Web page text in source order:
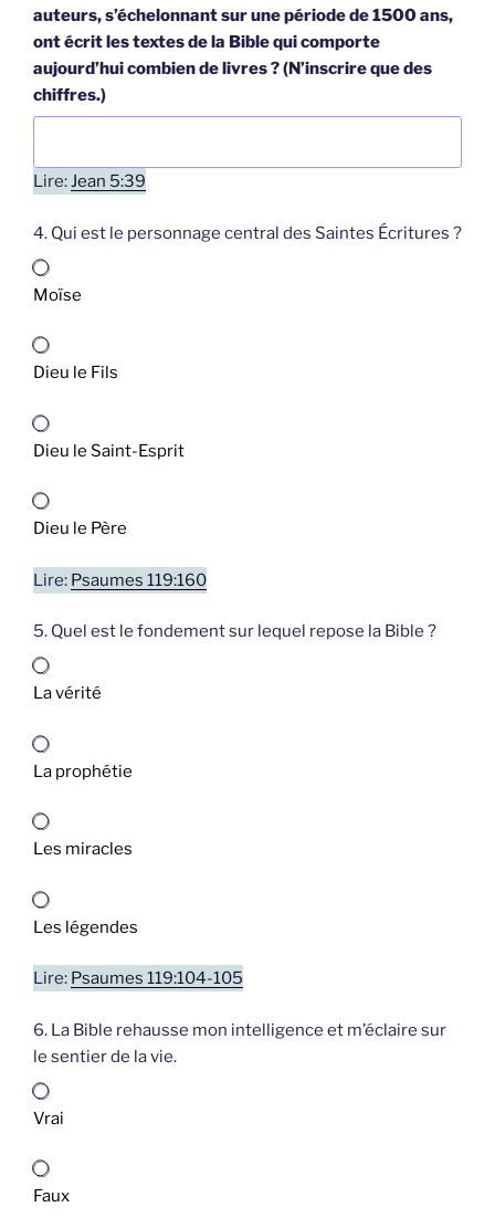
auteurs, s’échelonnant sur une période de 1500 ans,
ont écrit les textes de la Bible qui comporte
aujourd’hui combien de livres ? (N’inscrire que des
chiffres.)
Lire:Jean 5:39
4. Qui est le personnage central des Saintes Écritures ?
Moïse
Dieu le Fils
Dieu le Saint-Esprit
Dieu le Père
Lire: Psaumes 119:160
5. Quel est le fondement sur lequel repose la Bible ?
La vérité
La prophétie
Les miracles
Les légendes
Lire: Psaumes 119:104-105
6. La Bible rehausse mon intelligence et m’éclaire sur
le sentier de la vie.
Vrai
Faux